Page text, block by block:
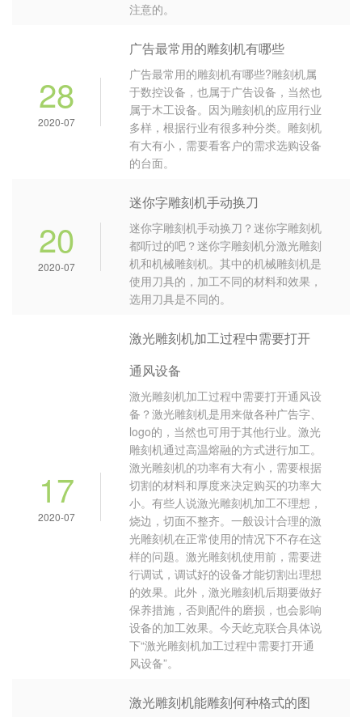
注意的。
28
2020-07
广告最常用的雕刻机有哪些
广告最常用的雕刻机有哪些?雕刻机属
于数控设备，也属于广告设备，当然也
属于木工设备。因为雕刻机的应用行业
多样，根据行业有很多种分类。雕刻机
有大有小，需要看客户的需求选购设备
的台面。
20
2020-07
迷你字雕刻机手动换刀
迷你字雕刻机手动换刀？迷你字雕刻机
都听过的吧？迷你字雕刻机分激光雕刻
机和机械雕刻机。其中的机械雕刻机是
使用刀具的，加工不同的材料和效果，
选用刀具是不同的。
17
2020-07
激光雕刻机加工过程中需要打开
通风设备
激光雕刻机加工过程中需要打开通风设
备？激光雕刻机是用来做各种广告字、
logo的，当然也可用于其他行业。激光
雕刻机通过高温熔融的方式进行加工。
激光雕刻机的功率有大有小，需要根据
切割的材料和厚度来决定购买的功率大
小。有些人说激光雕刻机加工不理想，
烧边，切面不整齐。一般设计合理的激
光雕刻机在正常使用的情况下不存在这
样的问题。激光雕刻机使用前，需要进
行调试，调试好的设备才能切割出理想
的效果。此外，激光雕刻机后期要做好
保养措施，否则配件的磨损，也会影响
设备的加工效果。今天屹克联合具体说
下“激光雕刻机加工过程中需要打开通
风设备”。
激光雕刻机能雕刻何种格式的图